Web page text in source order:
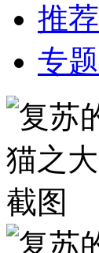
推荐
专题